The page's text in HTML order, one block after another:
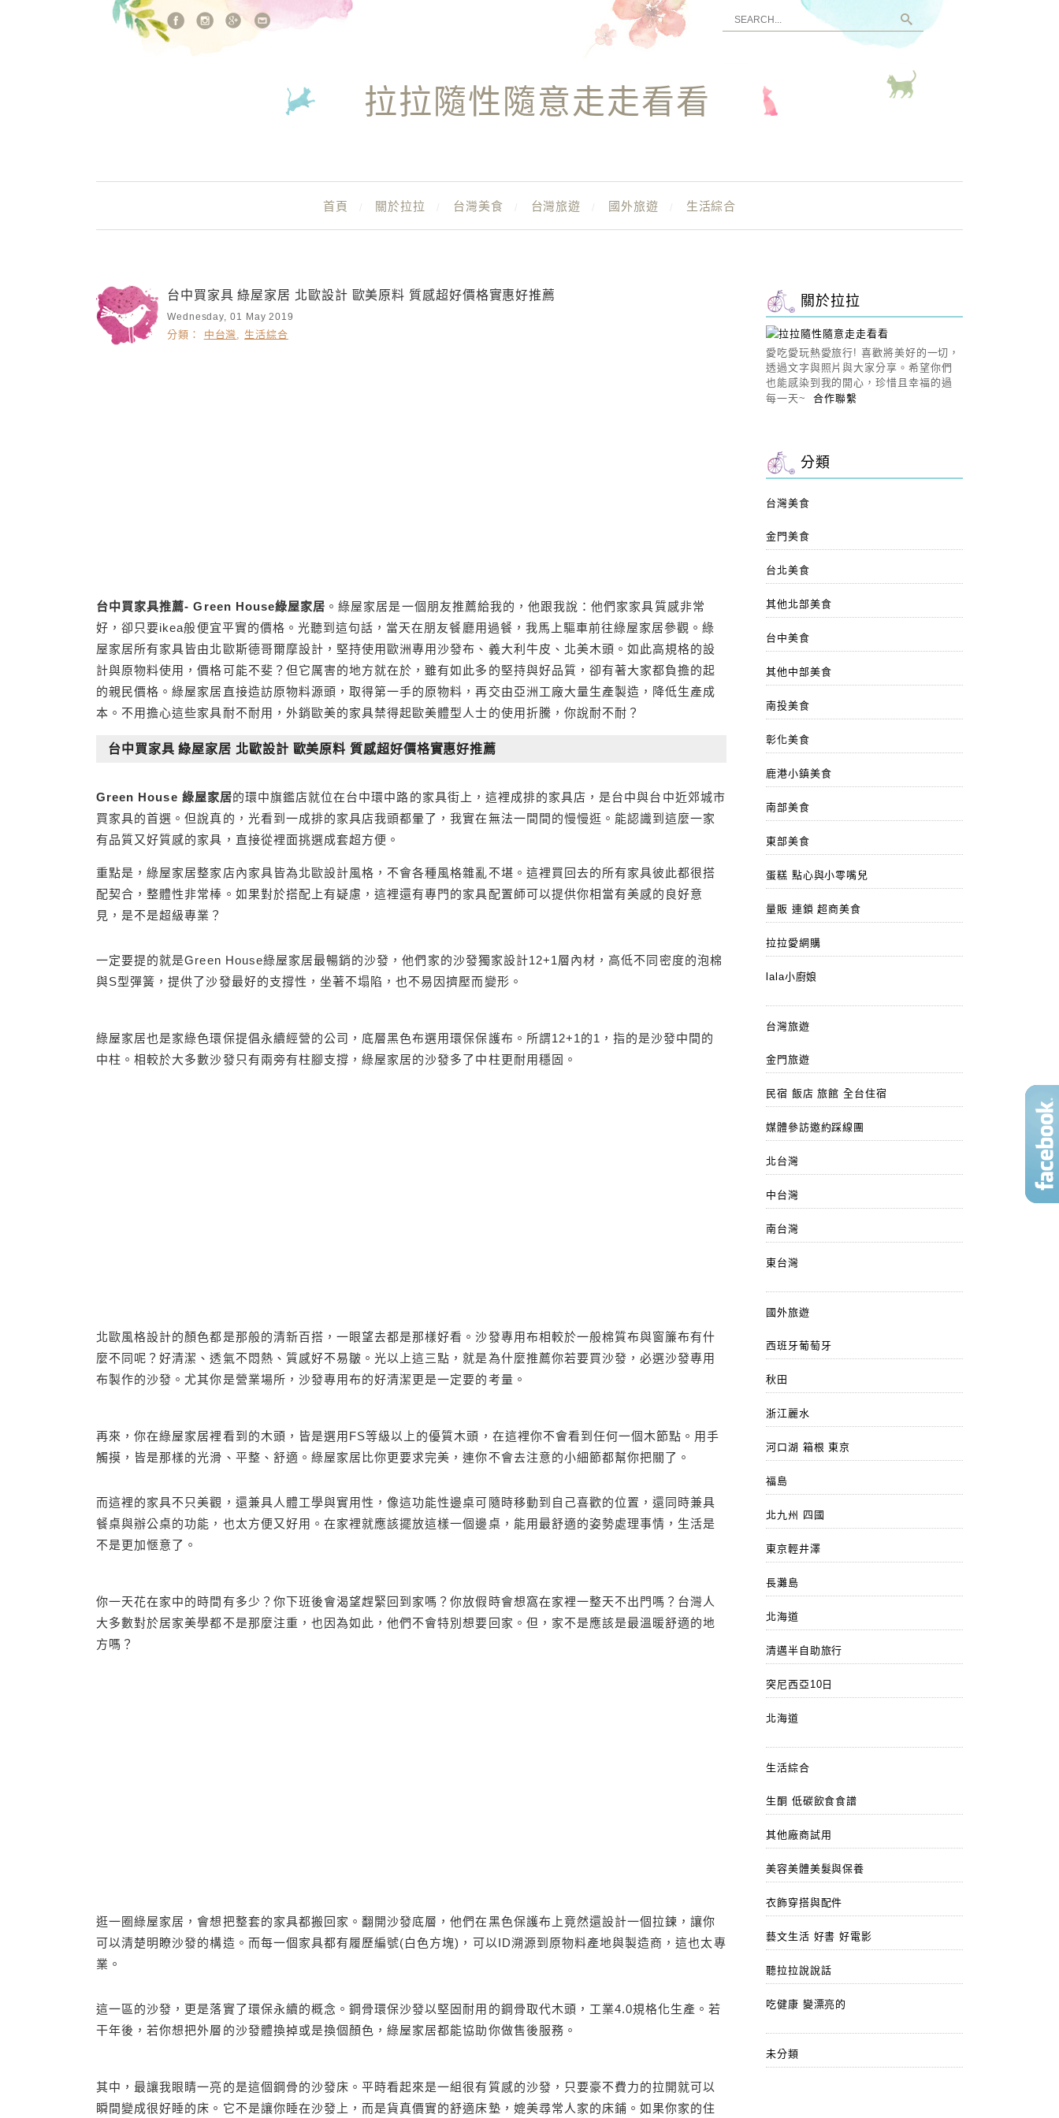
站內搜尋
拉拉隨性隨意走走看看
首頁 關於拉拉 台灣美食 台灣旅遊 國外旅遊 生活綜合
台中買家具 綠屋家居 北歐設計 歐美原料 質感超好價格實惠好推薦
Wednesday, 01 May 2019
分類： 中台灣, 生活綜合
台中買家具推薦- Green House綠屋家居 。綠屋家居是一個朋友推薦給我的，他跟我說：他們家家具質感非常
好，卻只要ikea般便宜平實的價格。光聽到這句話，當天在朋友餐廳用過餐，我馬上驅車前往綠屋家居參觀。綠
屋家居所有家具皆由北歐斯德哥爾摩設計，堅持使用歐洲專用沙發布、義大利牛皮、北美木頭。如此高規格的設
計與原物料使用，價格可能不斐？但它厲害的地方就在於，雖有如此多的堅持與好品質，卻有著大家都負擔的起
的親民價格。綠屋家居直接造訪原物料源頭，取得第一手的原物料，再交由亞洲工廠大量生產製造，降低生產成
本。不用擔心這些家具耐不耐用，外銷歐美的家具禁得起歐美體型人士的使用折騰，你說耐不耐？
台中買家具 綠屋家居 北歐設計 歐美原料 質感超好價格實惠好推薦
Green House 綠屋家居的環中旗鑑店就位在台中環中路的家具街上，這裡成排的家具店，是台中與台中近郊城市
買家具的首選。但說真的，光看到一成排的家具店我頭都暈了，我實在無法一間間的慢慢逛。能認識到這麼一家
有品質又好質感的家具，直接從裡面挑選成套超方便。
重點是，綠屋家居整家店內家具皆為北歐設計風格，不會各種風格雜亂不堪。這裡買回去的所有家具彼此都很搭
配契合，整體性非常棒。如果對於搭配上有疑慮，這裡還有專門的家具配置師可以提供你相當有美感的良好意
見，是不是超級專業？
一定要提的就是Green House綠屋家居最暢銷的沙發，他們家的沙發獨家設計12+1層內材，高低不同密度的泡棉
與S型彈簧，提供了沙發最好的支撐性，坐著不塌陷，也不易因擠壓而變形。
綠屋家居也是家綠色環保提倡永續經營的公司，底層黑色布選用環保保護布。所謂12+1的1，指的是沙發中間的
中柱。相較於大多數沙發只有兩旁有柱腳支撐，綠屋家居的沙發多了中柱更耐用穩固。
北歐風格設計的顏色都是那般的清新百搭，一眼望去都是那樣好看。沙發專用布相較於一般棉質布與窗簾布有什
麼不同呢？好清潔、透氣不悶熱、質感好不易皺。光以上這三點，就是為什麼推薦你若要買沙發，必選沙發專用
布製作的沙發。尤其你是營業場所，沙發專用布的好清潔更是一定要的考量。
再來，你在綠屋家居裡看到的木頭，皆是選用FS等級以上的優質木頭，在這裡你不會看到任何一個木節點。用手
觸摸，皆是那樣的光滑、平整、舒適。綠屋家居比你更要求完美，連你不會去注意的小細節都幫你把關了。
而這裡的家具不只美觀，還兼具人體工學與實用性，像這功能性邊桌可隨時移動到自己喜歡的位置，還同時兼具
餐桌與辦公桌的功能，也太方便又好用。在家裡就應該擺放這樣一個邊桌，能用最舒適的姿勢處理事情，生活是
不是更加愜意了。
你一天花在家中的時間有多少？你下班後會渴望趕緊回到家嗎？你放假時會想窩在家裡一整天不出門嗎？台灣人
大多數對於居家美學都不是那麼注重，也因為如此，他們不會特別想要回家。但，家不是應該是最溫暖舒適的地
方嗎？
逛一圈綠屋家居，會想把整套的家具都搬回家。翻開沙發底層，他們在黑色保護布上竟然還設計一個拉鍊，讓你
可以清楚明瞭沙發的構造。而每一個家具都有履歷編號(白色方塊)，可以ID溯源到原物料產地與製造商，這也太專
業。
這一區的沙發，更是落實了環保永續的概念。鋼骨環保沙發以堅固耐用的鋼骨取代木頭，工業4.0規格化生產。若
干年後，若你想把外層的沙發體換掉或是換個顏色，綠屋家居都能協助你做售後服務。
其中，最讓我眼睛一亮的是這個鋼骨的沙發床。平時看起來是一組很有質感的沙發，只要豪不費力的拉開就可以
瞬間變成很好睡的床。它不是讓你睡在沙發上，而是貨真價實的舒適床墊，媲美尋常人家的床鋪。如果你家的住
關於拉拉
愛吃愛玩熱愛旅行! 喜歡將美好的一切，
透過文字與照片與大家分享。希望你們
也能感染到我的開心，珍惜且幸福的過
每一天~合作聯繫
分類
台灣美食
金門美食
台北美食
其他北部美食
台中美食
其他中部美食
南投美食
彰化美食
鹿港小鎮美食
南部美食
東部美食
蛋糕 點心與小零嘴兒
量販 連鎖 超商美食
拉拉愛網購
lala小廚娘
台灣旅遊
金門旅遊
民宿 飯店 旅館 全台住宿
媒體參訪邀約踩線團
北台灣
中台灣
南台灣
東台灣
國外旅遊
西班牙葡萄牙
秋田
浙江麗水
河口湖 箱根 東京
福島
北九州 四國
東京輕井澤
長灘島
北海道
清邁半自助旅行
突尼西亞10日
北海道
生活綜合
生酮 低碳飲食食譜
其他廠商試用
美容美體美髮與保養
衣飾穿搭與配件
藝文生活 好書 好電影
聽拉拉說說話
吃健康 變漂亮的
未分類